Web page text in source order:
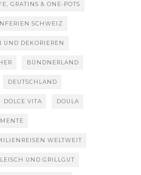
GRATINS & ONE-POTS
SCHWEIZ
UND DEKORIEREN
BÜNDNERLAND
DEUTSCHLAND
DOLCE VITA DOULA
WELTWEIT
UND GRILLGUT